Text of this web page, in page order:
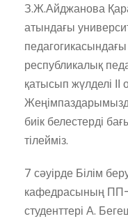
З.Ж.Айджанова
атындағы
республикалық
қатысып жүлделі ІІ
биік белестерді
тілейміз.
7 сәуірде Білім
кафедрасының
студенттері А.